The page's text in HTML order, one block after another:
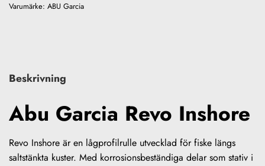
Varumärke: ABU Garcia
Beskrivning
Abu Garcia Revo Inshore
Revo Inshore är en lågprofilrulle utvecklad för fiske längs
saltstänkta kuster. Med korrosionsbeständiga delar som stativ i